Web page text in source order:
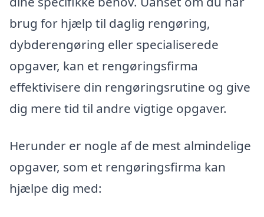
brug for hjælp til daglig rengøring,
dybderengøring eller specialiserede
opgaver, kan et rengøringsfirma
effektivisere din rengøringsrutine og give
dig mere tid til andre vigtige opgaver.
Herunder er nogle af de mest almindelige
opgaver, som et rengøringsfirma kan
hjælpe dig med: